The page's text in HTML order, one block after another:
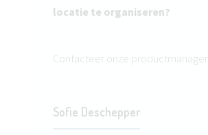
locatie te organiseren?
Contacteer onze productmanager
Sofie Deschepper